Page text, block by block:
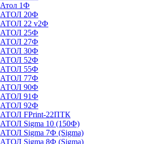
Атол 1Ф
АТОЛ 20Ф
АТОЛ 22 v2Ф
АТОЛ 25Ф
АТОЛ 27Ф
АТОЛ 30Ф
АТОЛ 52Ф
АТОЛ 55Ф
АТОЛ 77Ф
АТОЛ 90Ф
АТОЛ 91Ф
АТОЛ 92Ф
АТОЛ FPrint-22ПТК
АТОЛ Sigma 10 (150Ф)
АТОЛ Sigma 7Ф (Sigma)
АТОЛ Sigma 8Ф (Sigma)